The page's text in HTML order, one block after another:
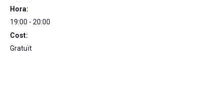
Hora:
19:00 - 20:00
Cost:
Gratuït